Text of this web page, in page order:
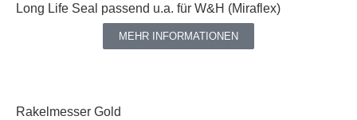
Long Life Seal passend u.a. für W&H (Miraflex)
MEHR INFORMATIONEN
Rakelmesser Gold